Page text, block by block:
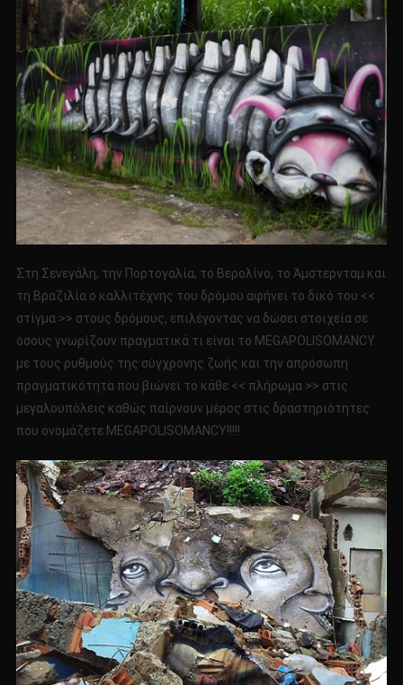
Στη Σενεγάλη, την Πορτογαλία, το Βερολίνο, το Άμστερνταμ και
τη Βραζιλία ο καλλιτέχνης του δρόμου αφήνει το δικό του <<
στίγμα >> στους δρόμους, επιλέγοντας να δώσει στοιχεία σε
όσους γνωρίζουν πραγματικά τι είναι το MEGAPOLISOMANCY
με τους ρυθμούς της σύγχρονης ζωής και την απρόσωπη
πραγματικότητα που βιώνει το κάθε << πλήρωμα >> στις
μεγαλουπόλεις καθώς παίρνουν μέρος στις δραστηριότητες
που ονομάζετε MEGAPOLISOMANCY!!!!!